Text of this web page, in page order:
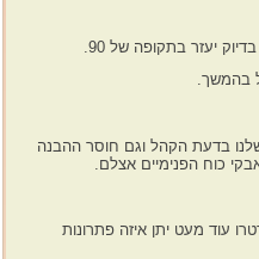
יעזר בתקופה של 90.
בהמשך.
בדעת הקהל וגם חוסר ההבנה
כוח הפנימיים אצלם.
עוד מעט יתן איזה פתרונות